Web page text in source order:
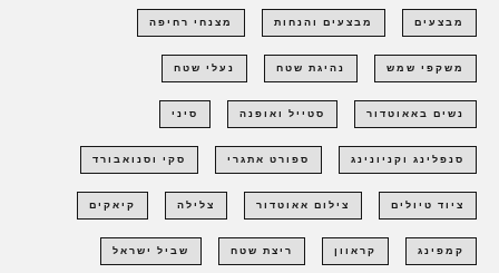
מבצעים מבצעים והנחות מצנחי רחיפה
משקפי שמש נהיגת שטח נעלי שטח
נשים באאוטדור סטייל ואופנה סיני
סנפלינג וקניונינג ספורט אתגרי סקי וסנואבורד
ציוד טיולים צילום אאוטדור צלילה קיאקים
קמפינג קראוון ריצת שטח שביל ישראל